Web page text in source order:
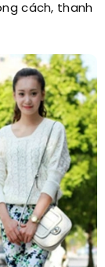
cách, thanh